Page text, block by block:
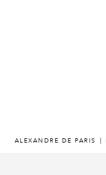
ALEXANDRE DE PARIS